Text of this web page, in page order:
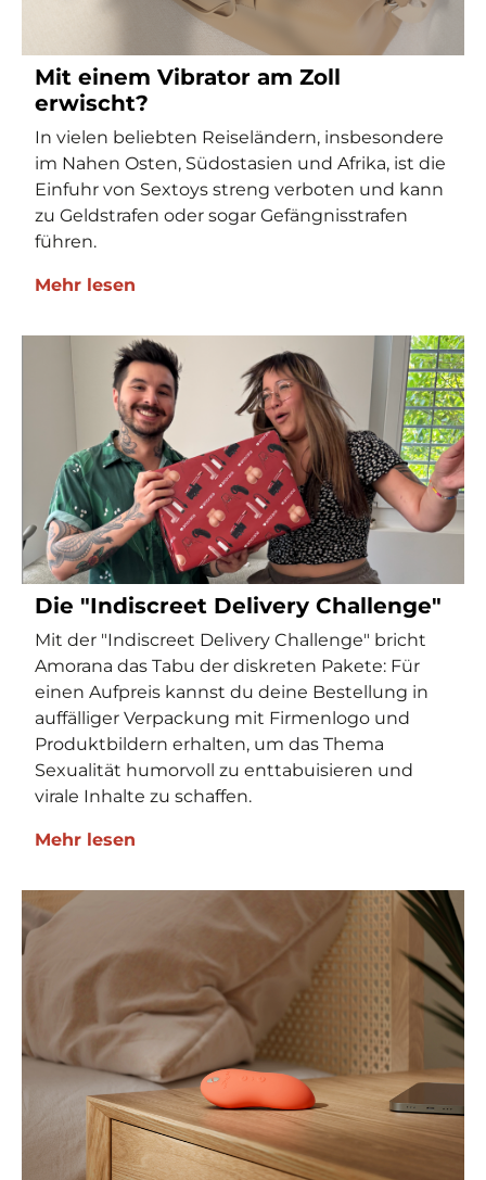
Mit einem Vibrator am Zoll
erwischt?
In vielen beliebten Reiseländern, insbesondere
im Nahen Osten, Südostasien und Afrika, ist die
Einfuhr von Sextoys streng verboten und kann
zu Geldstrafen oder sogar Gefängnisstrafen
führen.
Mehr lesen
Die "Indiscreet Delivery Challenge"
Mit der "Indiscreet Delivery Challenge" bricht
Amorana das Tabu der diskreten Pakete: Für
einen Aufpreis kannst du deine Bestellung in
auffälliger Verpackung mit Firmenlogo und
Produktbildern erhalten, um das Thema
Sexualität humorvoll zu enttabuisieren und
virale Inhalte zu schaffen.
Mehr lesen